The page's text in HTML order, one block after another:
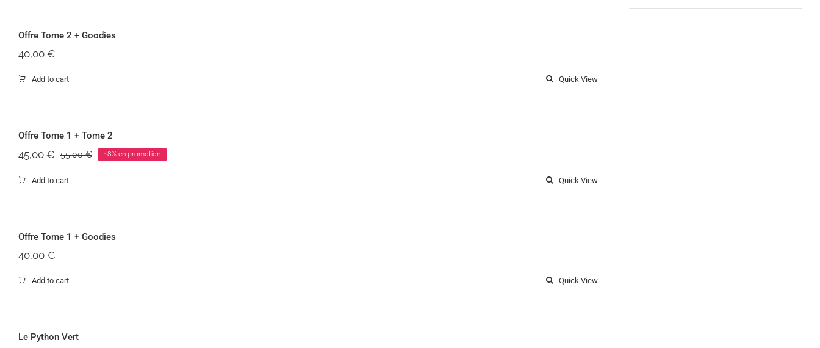
Offre Tome 2 + Goodies
40,00 €
Add to cart Quick View
-18%
Offre Tome 1 + Tome 2
55,00€Le
45,00 €
Le18% en promotion
Add to cart Quick View
Offre Tome 1 + Goodies
40,00 €
Add to cart Quick View
Le Python Vert